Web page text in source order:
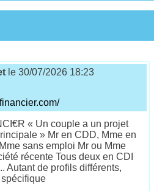
le 30/07/2026 18:23
« Un couple a un projet
» Mr en CDD, Mme en
sans emploi Mr ou Mme
récente Tous deux en CDI
Autant de profils différents,